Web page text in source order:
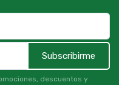
Subscribirme
descuentos y